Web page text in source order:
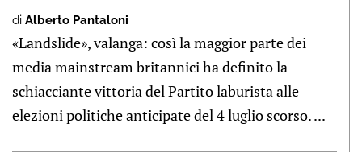
di Alberto Pantaloni
«Landslide», valanga: così la maggior parte dei
media mainstream britannici ha definito la
schiacciante vittoria del Partito laburista alle
elezioni politiche anticipate del 4 luglio scorso. ...